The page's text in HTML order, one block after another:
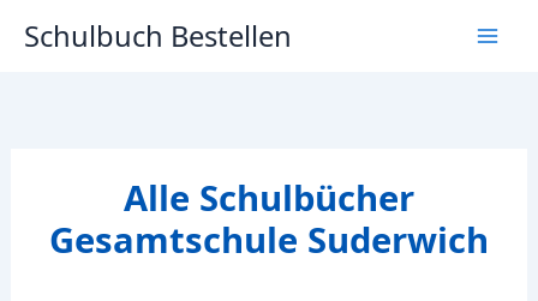
InhaltSchulbuch Bestellen
Alle Schulbücher
Gesamtschule Suderwich